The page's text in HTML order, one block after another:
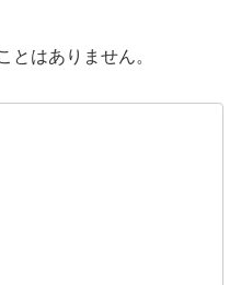
とはありません。